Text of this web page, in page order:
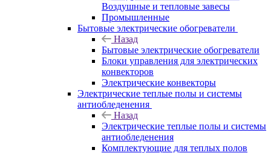
Воздушные и тепловые завесы
Промышленные
Бытовые электрические обогреватели
Назад
Бытовые электрические обогреватели
Блоки управления для электрических
конвекторов
Электрические конвекторы
Электрические теплые полы и системы
антиобледенения
Назад
Электрические теплые полы и системы
антиобледенения
Комплектующие для теплых полов